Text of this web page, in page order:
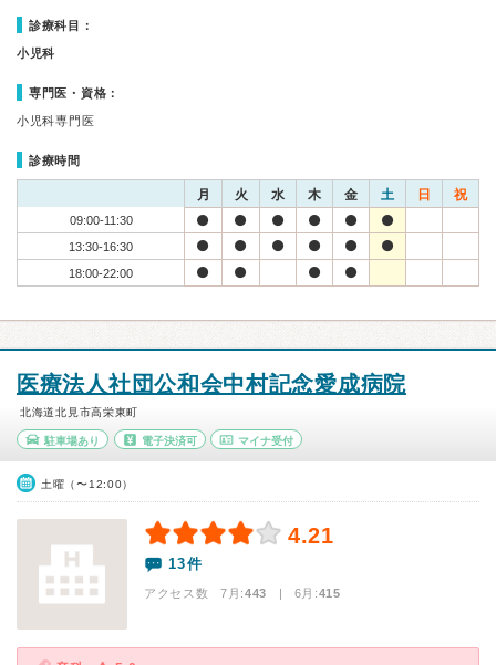
診療科目：
小児科
専門医・資格：
小児科専門医
診療時間
月 火 水 木 金 土 日 祝
09:00-11:30
13:30-16:30
18:00-22:00
医療法人社団公和会中村記念愛成病院
北海道北見市高栄東町
駐車場あり 電子決済可 マイナ受付
土曜（〜12:00）
4.21
13件
アクセス数 7月:443 | 6月:415